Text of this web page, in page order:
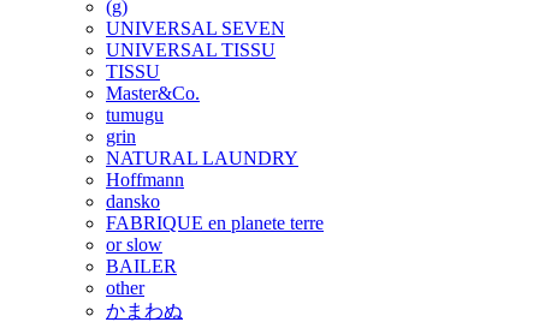
(g)
UNIVERSAL SEVEN
UNIVERSAL TISSU
TISSU
Master&Co.
tumugu
grin
NATURAL LAUNDRY
Hoffmann
dansko
FABRIQUE en planete terre
or slow
BAILER
other
かまわぬ